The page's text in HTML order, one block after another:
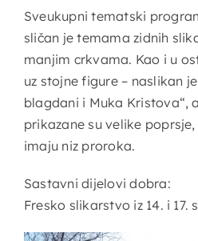
Sveukupni tematski
sličan je temama zidnih
manjim crkvama. Kao i u
uz stojne figure – naslikan
blagdani i Muka Kristova“,
prikazane su velike
imaju niz proroka.
Sastavni dijelovi dobra:
Fresko slikarstvo iz 14. i 17.